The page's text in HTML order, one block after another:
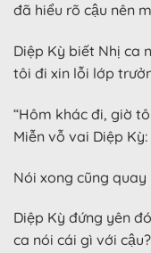
đã hiểu rõ cậu nên
Diệp Kỳ biết Nhị ca
tôi đi xin lỗi lớp
“Hôm khác đi, giờ
Miễn vỗ vai Diệp
Nói xong cũng
Diệp Kỳ đứng yên
ca nói cái gì với